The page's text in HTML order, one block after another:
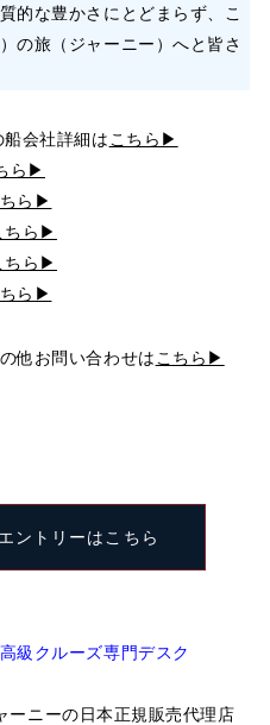
的な豊かさにとどまらず、こ
の旅（ジャーニー）へと皆さ
会社詳細は こちら▶
ら▶
ら▶
ちら▶
ちら▶
ら▶
他お問い合わせは こちら▶
ントリーはこちら
級クルーズ専門デスク
ーニーの日本正規販売代理店